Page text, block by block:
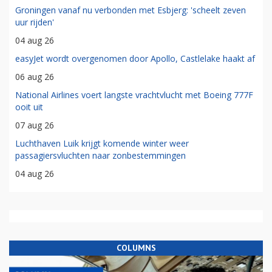
Groningen vanaf nu verbonden met Esbjerg: 'scheelt zeven
uur rijden'
04 aug 26
easyJet wordt overgenomen door Apollo, Castlelake haakt af
06 aug 26
National Airlines voert langste vrachtvlucht met Boeing 777F
ooit uit
07 aug 26
Luchthaven Luik krijgt komende winter weer
passagiersvluchten naar zonbestemmingen
04 aug 26
COLUMNS